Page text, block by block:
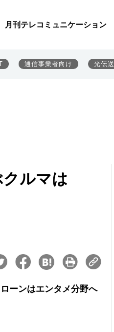
月刊テレコミュニケーション
通信事業者向け 光伝送
ルマは
ーンはエンタメ分野へ